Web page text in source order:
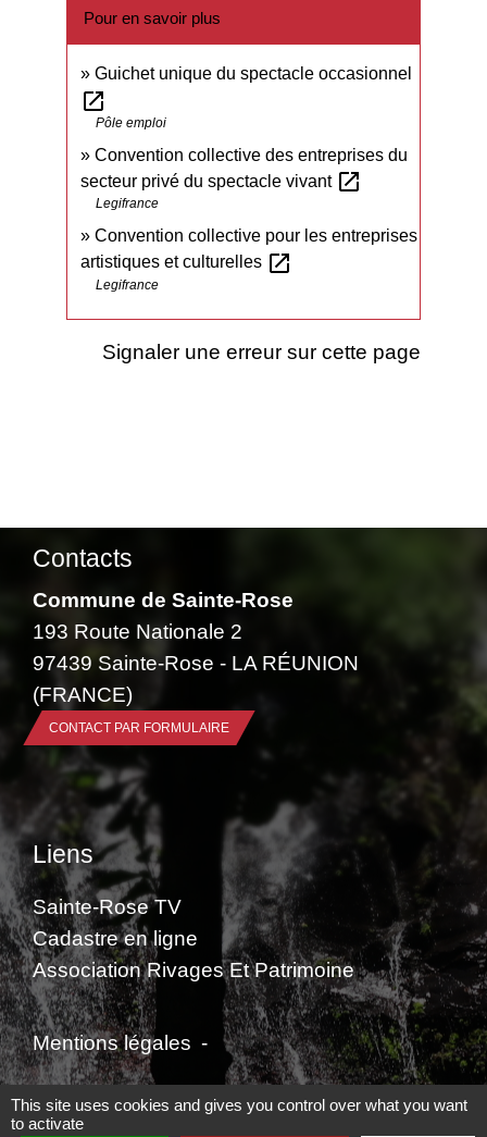
Pour en savoir plus
Guichet unique du spectacle occasionnel
open_in_new
Pôle emploi
Convention collective des entreprises du
secteur privé du spectacle vivant open_in_new
Legifrance
Convention collective pour les entreprises
artistiques et culturelles open_in_new
Legifrance
Signaler une erreur sur cette page
Contacts
Commune de Sainte-Rose
193 Route Nationale 2
97439 Sainte-Rose - LA RÉUNION
(FRANCE)
CONTACT PAR FORMULAIRE
Liens
Sainte-Rose TV
Cadastre en ligne
Association Rivages Et Patrimoine
Mentions légales -
Politique de confidentialité - Accessibilité -
This site uses cookies and gives you control over what you want
to activate